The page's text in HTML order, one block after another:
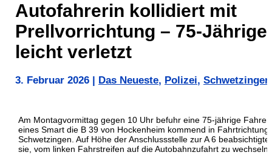
Autofahrerin kollidiert mit
Prellvorrichtung – 75-Jährige
leicht verletzt
3. Februar 2026 Das Neueste, Polizei, Schwetzingen
Am Montagvormittag gegen 10 Uhr befuhr eine 75-jährige
eines Smart die B 39 von Hockenheim kommend in Fahrtrichtung
Schwetzingen. Auf Höhe der Anschlussstelle zur A 6 beabsichtigte
sie, vom linken Fahrstreifen auf die Autobahnzufahrt zu wechseln.